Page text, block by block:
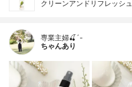
クリーンアンドリフレッシ
専業主婦🍒´-
ちゃんあり